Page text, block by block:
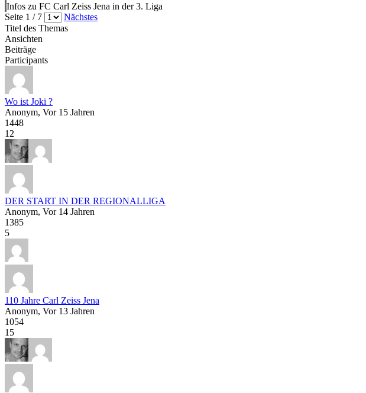
Infos zu FC Carl Zeiss Jena in der 3. Liga
Seite 1 / 7
Nächstes
Titel des Themas
Ansichten
Beiträge
Participants
Wo ist Joki ?
Anonym, Vor 15 Jahren
1448
12
DER START IN DER REGIONALLIGA
Anonym, Vor 14 Jahren
1385
5
110 Jahre Carl Zeiss Jena
Anonym, Vor 13 Jahren
1054
15